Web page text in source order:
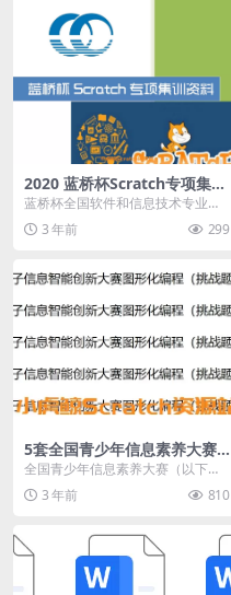
2020 蓝桥杯Scratch专项集训
资料（含解析）
蓝桥杯全国软件和信息技术专业人
才大赛简称“蓝桥杯”，是由工业和信
息化部人才交流中...
3 年前 299
5套全国青少年信息素养大赛
图形化编程（挑战题）
全国青少年信息素养大赛（以下简
称“大赛”,原全国青少年电子信息智
能创新大赛）是“...
3 年前 810